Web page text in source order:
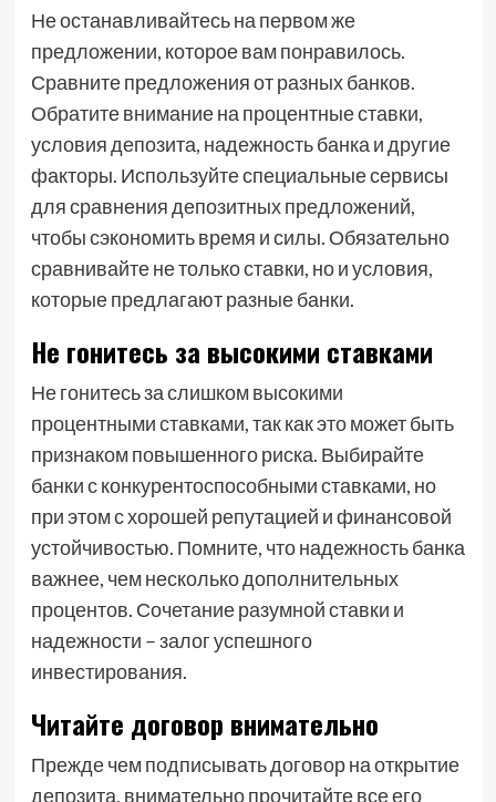
Не останавливайтесь на первом же
предложении, которое вам понравилось.
Сравните предложения от разных банков.
Обратите внимание на процентные ставки,
условия депозита, надежность банка и другие
факторы. Используйте специальные сервисы
для сравнения депозитных предложений,
чтобы сэкономить время и силы. Обязательно
сравнивайте не только ставки, но и условия,
которые предлагают разные банки.
Не гонитесь за высокими ставками
Не гонитесь за слишком высокими
процентными ставками, так как это может быть
признаком повышенного риска. Выбирайте
банки с конкурентоспособными ставками, но
при этом с хорошей репутацией и финансовой
устойчивостью. Помните, что надежность банка
важнее, чем несколько дополнительных
процентов. Сочетание разумной ставки и
надежности – залог успешного
инвестирования.
Читайте договор внимательно
Прежде чем подписывать договор на открытие
депозита, внимательно прочитайте все его